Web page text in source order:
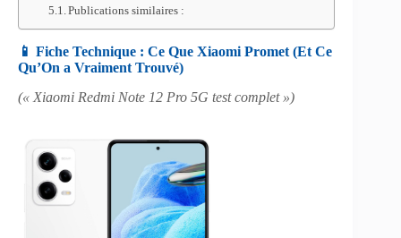
Publications similaires :
📱 Fiche Technique : Ce Que Xiaomi Promet (Et Ce
Qu’On a Vraiment Trouvé)
(« Xiaomi Redmi Note 12 Pro 5G test complet »)